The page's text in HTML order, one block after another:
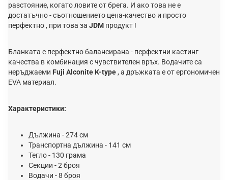
разстояние, когато ловите от брега. И ако това не е
достатъчно - съотношението цена-качество и просто
перфектно , при това за JDM продукт !
Бланката е перфектно балансирана - перфектни кастинг
качества в комбинация с чувствителен връх. Водачите са
неръджаеми Fuji Alconite K-type, а дръжката е от ергономичен
EVA материал.
Характеристики:
Дължина - 274 см
Транспортна дължина - 141 см
Тегло - 130 грама
Секции - 2 броя
Водачи - 8 броя